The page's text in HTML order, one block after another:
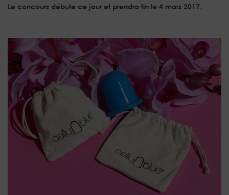
Le concours débute ce jour et prendra fin le 4 mars 2017.